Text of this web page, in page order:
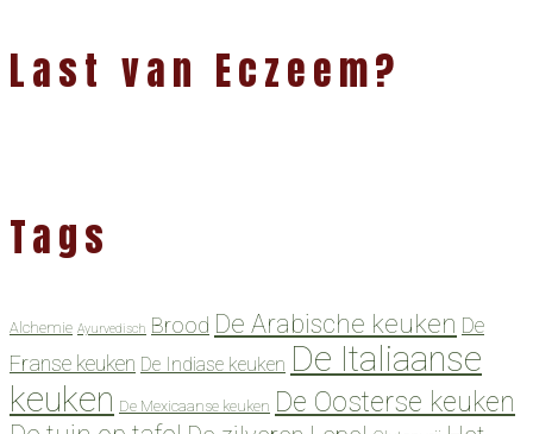
Last van Eczeem?
Tags
Alchemie Ayurvedisch Brood De Arabische keuken De
Franse keuken De Indiase keuken De Italiaanse
keuken De Mexicaanse keuken De Oosterse keuken